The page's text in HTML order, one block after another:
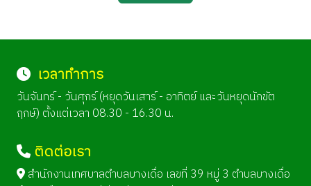
เวลาทำการ
วันจันทร์ - วันศุกร์ (หยุดวันเสาร์ - อาทิตย์ และวันหยุดนักขัต
ฤกษ์) ตั้งแต่เวลา 08.30 - 16.30 น.
ติดต่อเรา
สำนักงานเทศบาลตำบลบางเดื่อ เลขที่ 39 หมู่ 3 ตำบลบางเดื่อ